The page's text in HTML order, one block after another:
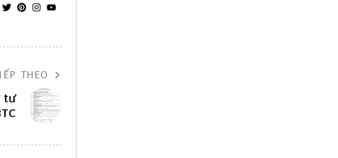
THEO
tư